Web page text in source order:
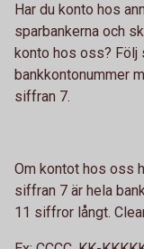
Har du konto hos
sparbankerna och
konto hos oss? Följ
bankkontonummer
siffran 7.
Om kontot hos oss
siffran 7 är hela
11 siffror långt.